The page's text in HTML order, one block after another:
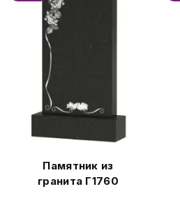
Памятник из
гранита Г1760